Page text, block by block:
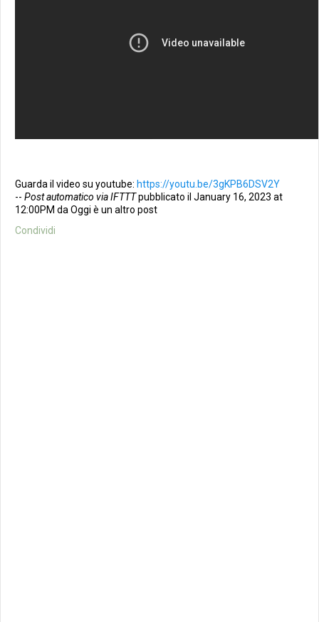
Guarda il video su youtube: https://youtu.be/3gKPB6DSV2Y
-- Post automatico via IFTTTpubblicato il January 16, 2023 at
12:00PM da Oggi è un altro post
Condividi